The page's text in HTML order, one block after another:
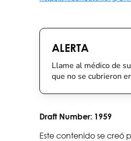
ALERTA
Llame al médico de
que no se cubrieron
Draft Number: 1959
Este contenido se creó